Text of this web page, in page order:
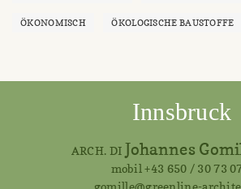
ÖKONOMISCH ÖKOLOGISCHE BAUSTOFFE
Innsbruck
ARCH. DI Johannes
mobil +43 650 / 30 73
gomille@greenline-